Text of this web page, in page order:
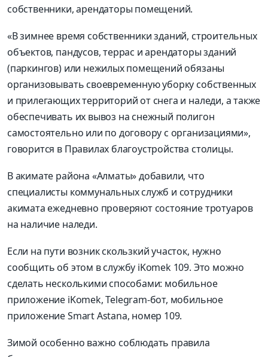
собственники, арендаторы помещений.
«В зимнее время собственники зданий, строительных
объектов, пандусов, террас и арендаторы зданий
(паркингов) или нежилых помещений обязаны
организовывать своевременную уборку собственных
и прилегающих территорий от снега и наледи, а также
обеспечивать их вывоз на снежный полигон
самостоятельно или по договору с организациями»,
говорится в Правилах благоустройства столицы.
В акимате района «Алматы» добавили, что
специалисты коммунальных служб и сотрудники
акимата ежедневно проверяют состояние тротуаров
на наличие наледи.
Если на пути возник скользкий участок, нужно
сообщить об этом в службу iKomek 109. Это можно
сделать несколькими способами: мобильное
приложение iKomek, Telegram-бот, мобильное
приложение Smart Astana, номер 109.
Зимой особенно важно соблюдать правила